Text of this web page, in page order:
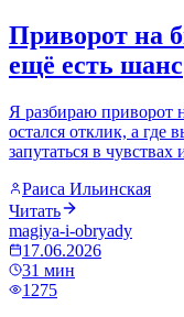
Приворот на
ещё есть шанс
Я разбираю приворот
остался отклик, а где
запутаться в чувствах
Раиса Ильинская
Читать
magiya-i-obryady
17.06.2026
31 мин
1275